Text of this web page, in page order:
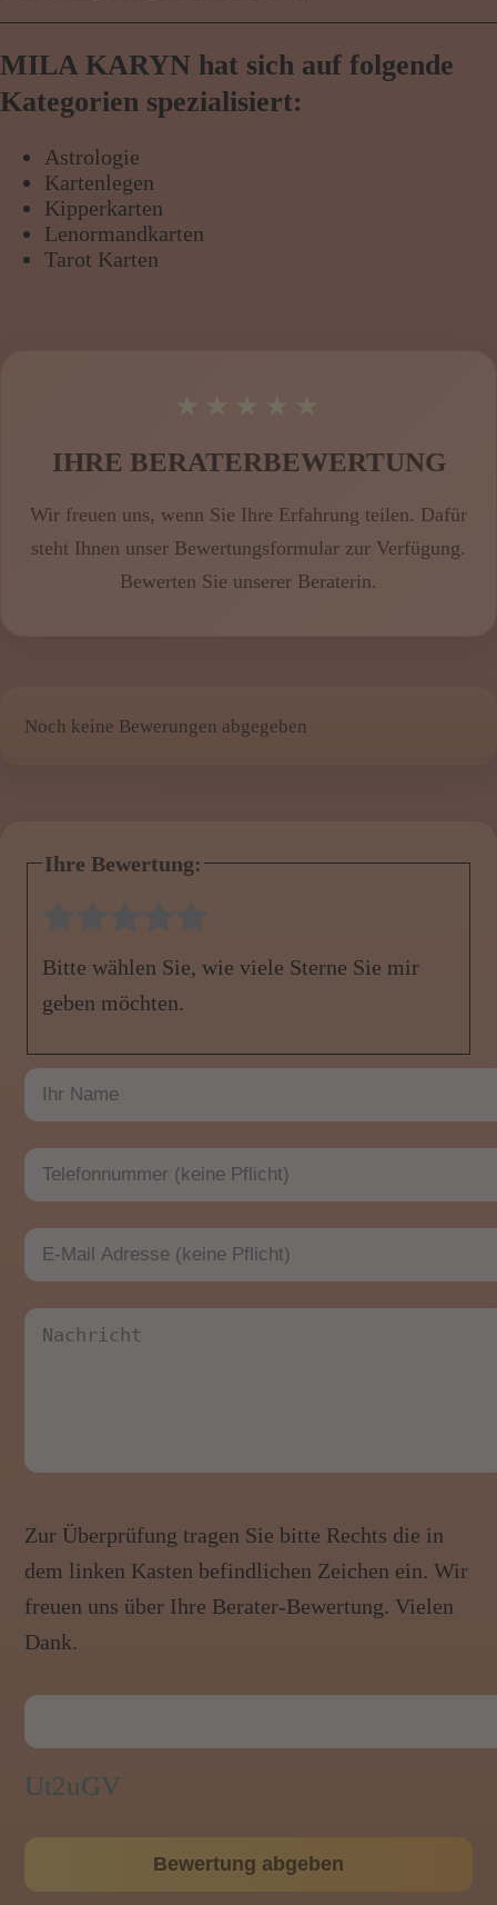
MILA KARYN hat sich auf folgende
Kategorien spezialisiert:
Astrologie
Kartenlegen
Kipperkarten
Lenormandkarten
Tarot Karten
IHRE BERATERBEWERTUNG
Wir freuen uns, wenn Sie Ihre Erfahrung teilen. Dafür
steht Ihnen unser Bewertungsformular zur Verfügung.
Bewerten Sie unserer Beraterin.
Noch keine Bewerungen abgegeben
Ihre Bewertung:
Bitte wählen Sie, wie viele Sterne Sie mir
geben möchten.
Zur Überprüfung tragen Sie bitte Rechts die in
dem linken Kasten befindlichen Zeichen ein. Wir
freuen uns über Ihre Berater-Bewertung. Vielen
Dank.